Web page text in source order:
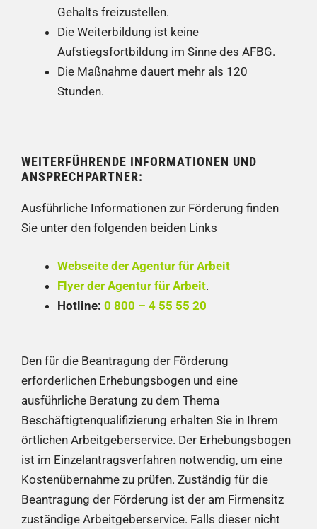
Gehalts freizustellen.
Die Weiterbildung ist keine
Aufstiegsfortbildung im Sinne des AFBG.
Die Maßnahme dauert mehr als 120
Stunden.
WEITERFÜHRENDE INFORMATIONEN UND
ANSPRECHPARTNER:
Ausführliche Informationen zur Förderung finden
Sie unter den folgenden beiden Links
Webseite der Agentur für Arbeit
Flyer der Agentur für Arbeit.
Hotline: 0 800 – 4 55 55 20
Den für die Beantragung der Förderung
erforderlichen Erhebungsbogen und eine
ausführliche Beratung zu dem Thema
Beschäftigtenqualifizierung erhalten Sie in Ihrem
örtlichen Arbeitgeberservice. Der Erhebungsbogen
ist im Einzelantragsverfahren notwendig, um eine
Kostenübernahme zu prüfen. Zuständig für die
Beantragung der Förderung ist der am Firmensitz
zuständige Arbeitgeberservice. Falls dieser nicht